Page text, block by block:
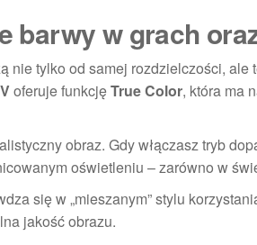
barwy w grach
nie tylko od samej rozdzielczości, ale
oferuje funkcjęTrue Color, która ma
obraz. Gdy włączasz tryb
oświetleniu – zarówno w
się w „mieszanym” stylu
jakość obrazu.